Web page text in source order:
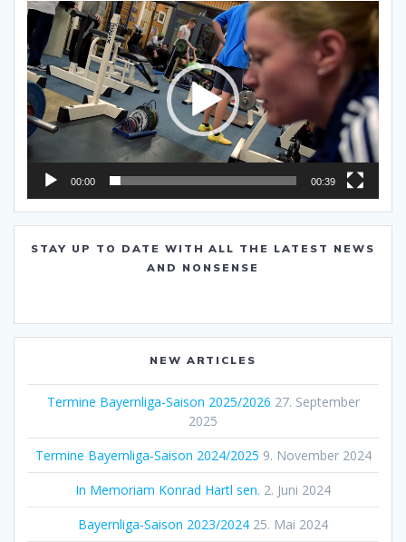
Video-
Player
00:00 00:39
STAY UP TO DATE WITH ALL THE LATEST NEWS
AND NONSENSE
NEW ARTICLES
Termine Bayernliga-Saison 2025/2026 27. September
2025
Termine Bayernliga-Saison 2024/2025 9. November 2024
In Memoriam Konrad Hartl sen. 2. Juni 2024
Bayernliga-Saison 2023/2024 25. Mai 2024